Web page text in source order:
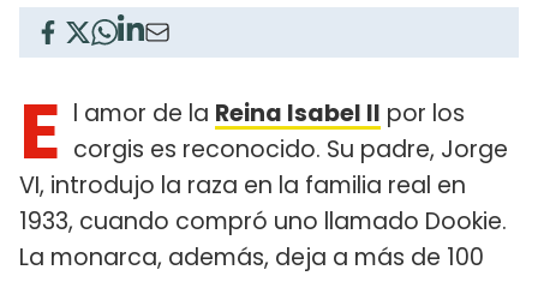
E l amor de la Reina Isabel II por los
corgis es reconocido. Su padre, Jorge
VI, introdujo la raza en la familia real en
1933, cuando compró uno llamado Dookie.
La monarca, además, deja a más de 100